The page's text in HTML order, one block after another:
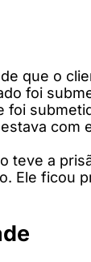
que o
foi
foi
com
teve a
Ele ficou